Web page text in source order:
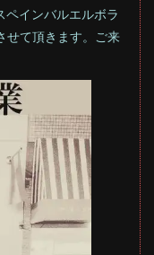
ペインバルエルボラ
せて頂きます。ご来